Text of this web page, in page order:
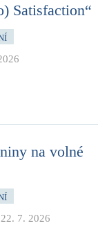
Satisfaction“
na volné
22. 7. 2026